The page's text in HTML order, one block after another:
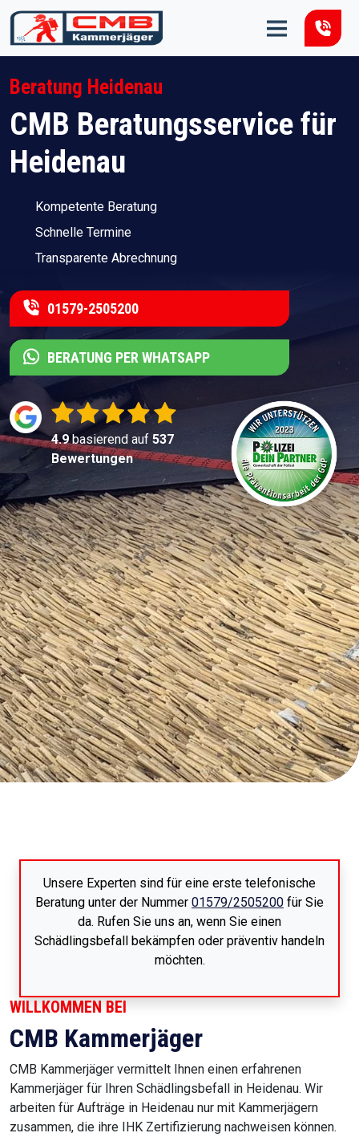
Zum Inhalt springen
Beratung Heidenau
CMB Beratungsservice für
Heidenau
Kompetente Beratung
Schnelle Termine
Transparente Abrechnung
01579-2505200
BERATUNG PER WHATSAPP
4.9basierend auf 537
Bewertungen
Unsere Experten sind für eine erste telefonische
Beratung unter der Nummer 01579/2505200 für Sie
da. Rufen Sie uns an, wenn Sie einen
Schädlingsbefall bekämpfen oder präventiv handeln
möchten.
WILLKOMMEN BEI
CMB Kammerjäger
CMB Kammerjäger vermittelt Ihnen einen erfahrenen
Kammerjäger für Ihren Schädlingsbefall in Heidenau. Wir
arbeiten für Aufträge in Heidenau nur mit Kammerjägern
zusammen, die ihre IHK Zertifizierung nachweisen können.